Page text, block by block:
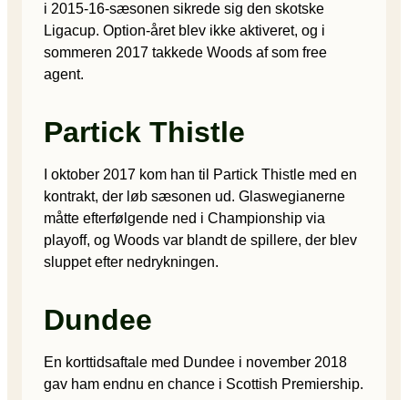
i 2015-16-sæsonen sikrede sig den skotske
Ligacup. Option-året blev ikke aktiveret, og i
sommeren 2017 takkede Woods af som free
agent.
Partick Thistle
I oktober 2017 kom han til Partick Thistle med en
kontrakt, der løb sæsonen ud. Glaswegianerne
måtte efterfølgende ned i Championship via
playoff, og Woods var blandt de spillere, der blev
sluppet efter nedrykningen.
Dundee
En korttidsaftale med Dundee i november 2018
gav ham endnu en chance i Scottish Premiership.